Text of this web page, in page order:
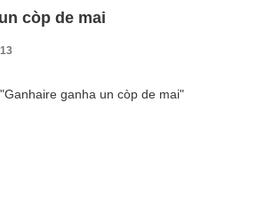
còp de mai